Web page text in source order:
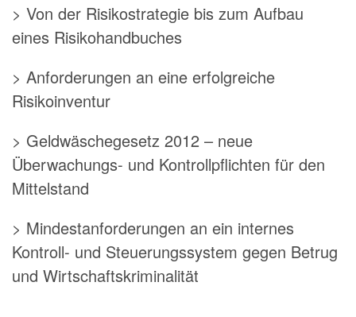
> Von der Risikostrategie bis zum Aufbau
eines Risikohandbuches
> Anforderungen an eine erfolgreiche
Risikoinventur
> Geldwäschegesetz 2012 – neue
Überwachungs- und Kontrollpflichten für den
Mittelstand
> Mindestanforderungen an ein internes
Kontroll- und Steuerungssystem gegen Betrug
und Wirtschaftskriminalität